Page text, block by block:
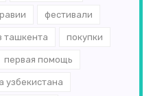
фестивали
ташкента покупки
первая помощь
узбекистана